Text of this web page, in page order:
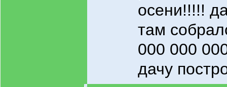
осени!!!!!
там
000 000
дачу